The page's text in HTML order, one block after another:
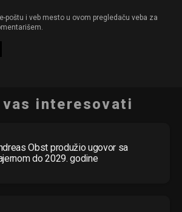
poštu i veb mesto u ovom pregledaču veba za
vas interesovati
Obst produžio ugovor sa
do 2029. godine